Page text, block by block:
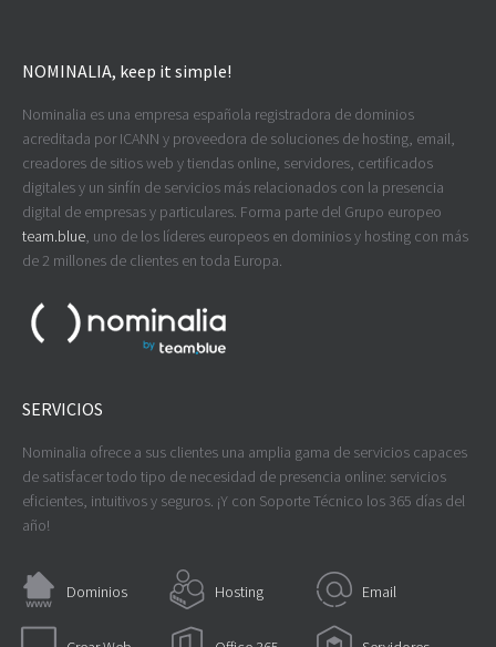
NOMINALIA, keep it simple!
Nominalia es una empresa española registradora de dominios
acreditada por ICANN y proveedora de soluciones de hosting, email,
creadores de sitios web y tiendas online, servidores, certificados
digitales y un sinfín de servicios más relacionados con la presencia
digital de empresas y particulares. Forma parte del Grupo europeo
team.blue , uno de los líderes europeos en dominios y hosting con más
de 2 millones de clientes en toda Europa.
SERVICIOS
Nominalia ofrece a sus clientes una amplia gama de servicios capaces
de satisfacer todo tipo de necesidad de presencia online: servicios
eficientes, intuitivos y seguros. ¡Y con Soporte Técnico los 365 días del
año!
Dominios Hosting Email